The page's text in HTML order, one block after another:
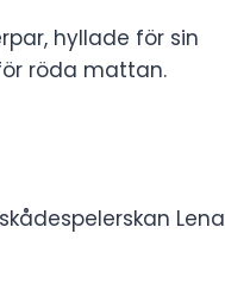
hyllade för sin
röda mattan.
Lena